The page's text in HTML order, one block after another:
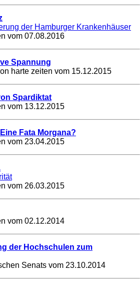
der Hamburger Krankenhäuser
vom 07.08.2016
Spannung
harte zeiten vom 15.12.2015
Spardiktat
vom 13.12.2015
Fata Morgana?
vom 23.04.2015
vom 26.03.2015
vom 02.12.2014
der Hochschulen zum
Senats vom 23.10.2014